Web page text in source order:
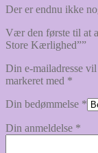
Der er endnu ikke
Vær den første til at
Store Kærlighed””
Din e-mailadresse
markeret med *
Din bedømmelse *
Din anmeldelse *